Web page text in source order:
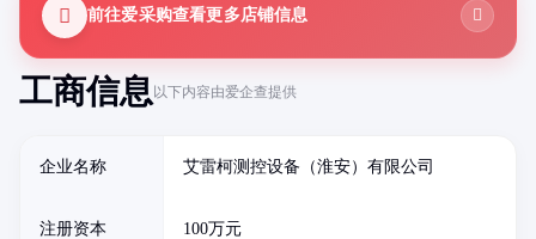
工商信息以下内容由爱企查提供
企业名称 艾雷柯测控设备（淮安）有限公司
注册资本 100万元
前往爱采购查看更多店铺信息